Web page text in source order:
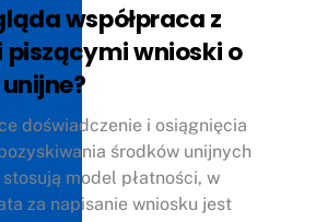
współpraca z
wnioski o
doświadczenie i osiągnięcia
środków unijnych
model płatności, w
za napisanie wniosku jest